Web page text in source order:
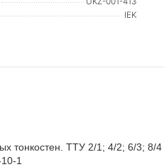
IEK
тонкостен. ТТУ 2/1; 4/2; 6/3;
1